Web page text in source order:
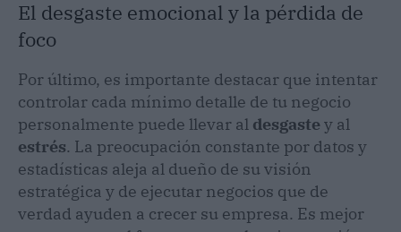
El desgaste emocional y la pérdida de
foco
Por último, es importante destacar que intentar
controlar cada mínimo detalle de tu negocio
personalmente puede llevar al desgastey al
estrés. La preocupación constante por datos y
estadísticas aleja al dueño de su visión
estratégica y de ejecutar negocios que de
verdad ayuden a crecer su empresa. Es mejor